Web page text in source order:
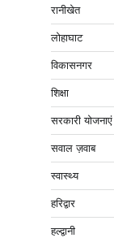
रानीखेत
लोहाघाट
विकासनगर
शिक्षा
सरकारी योजनाएं
सवाल ज़वाब
स्वास्थ्य
हरिद्वार
हल्द्वानी